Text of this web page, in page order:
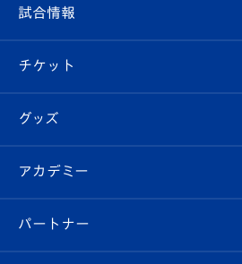
試合情報
チケット
イベント
メディア
クラブ概要
エンブレム紹介
スタッフプロフィール
マスコット紹介
観戦ルール
はじめての観戦ガイド
Revive Team
ヴィヴィくんの長崎おもてなしガイド
試合情報
試合日程/結果
フォトギャラリー
スタジアムグルメ
チケット
チケット
V-LOVERS（ファンクラブ）
プレイヤーズスイート
グッズ
オンラインショップ
店舗情報
アカデミー
育成からのお知らせ
パートナー